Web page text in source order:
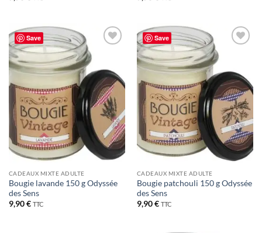
Save
de
souhaits
CADEAUX MIXTE ADULTE
Bougie lavande 150 g Odyssée
des Sens
9,90€ TTC
Save
souhaits
CADEAUX MIXTE ADULTE
Bougie patchouli 150 g Odyssée
des Sens
9,90€ TTC